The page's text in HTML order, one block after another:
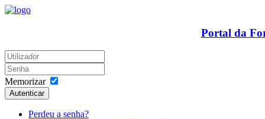
Portal da
Memorizar
Autenticar
Perdeu a senha?